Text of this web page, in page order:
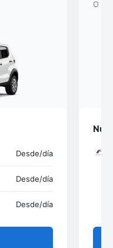
Desde/día
Desde/día
Desde/día
O